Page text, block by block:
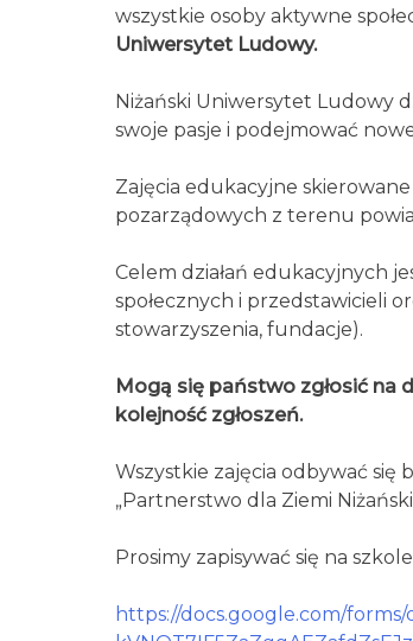
wszystkie osoby aktywne
Uniwersytet Ludowy.
Niżański Uniwersytet Ludowy
swoje pasje i podejmować
Zajęcia edukacyjne
pozarządowych z terenu
Celem działań edukacyjnych
społecznych i przedstawicieli
stowarzyszenia, fundacje).
Mogą się państwo zgłosić na
kolejność zgłoszeń.
Wszystkie zajęcia odbywać się
„Partnerstwo dla Ziemi
Prosimy zapisywać się na
https://docs.google.com/forms/